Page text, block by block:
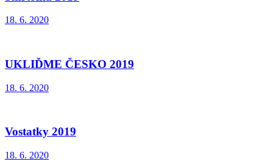
18. 6. 2020
UKLIĎME ČESKO 2019
18. 6. 2020
Vostatky 2019
18. 6. 2020